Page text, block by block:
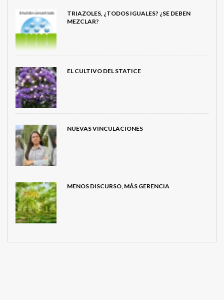
TRIAZOLES, ¿TODOS IGUALES? ¿SE DEBEN
MEZCLAR?
EL CULTIVO DEL STATICE
NUEVAS VINCULACIONES
MENOS DISCURSO, MÁS GERENCIA